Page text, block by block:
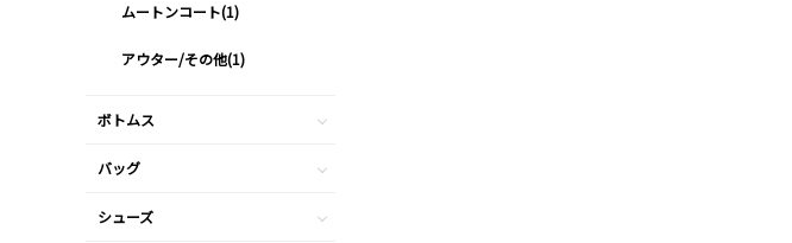
ムートンコート(1)
アウター/その他(1)
ボトムス
バッグ
シューズ